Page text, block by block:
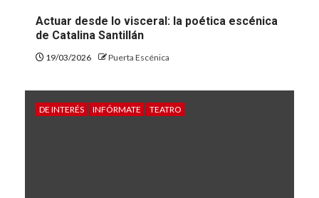
Actuar desde lo visceral: la poética escénica
de Catalina Santillán
19/03/2026 Puerta Escénica
DE INTERÉS INFÓRMATE TEATRO